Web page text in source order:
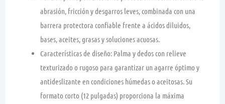
abrasión, fricción y desgarros leves, combinada con una
barrera protectora confiable frente a ácidos diluidos,
bases, aceites, grasas y soluciones acuosas.
Características de diseño: Palma y dedos con relieve
texturizado o rugoso para garantizar un agarre óptimo y
antideslizante en condiciones húmedas o aceitosas. Su
formato corto (12 pulgadas) proporciona la máxima